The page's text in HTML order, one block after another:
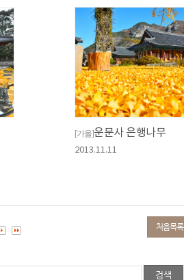
[가을]운문사 은행나무
2013.11.11
처음목록